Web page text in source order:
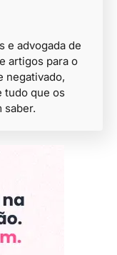
e advogada de
artigos para o
negativado,
tudo que os
saber.